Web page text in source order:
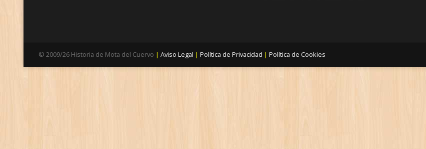
© 2009/26 Historia de Mota del Cuervo | Aviso Legal | Política de Privacidad | Política de Cookies